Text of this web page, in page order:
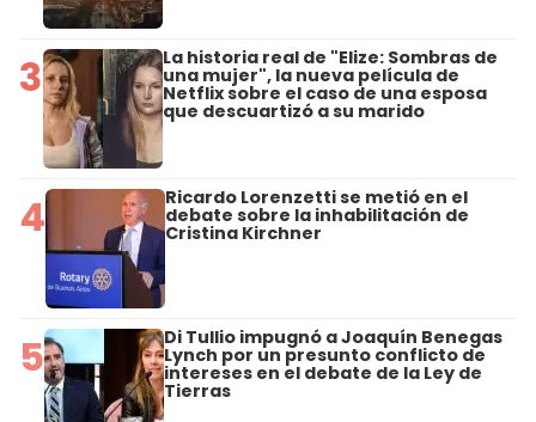
3 La historia real de "Elize: Sombras de
una mujer", la nueva película de
Netflix sobre el caso de una esposa
que descuartizó a su marido
4 Ricardo Lorenzetti se metió en el
debate sobre la inhabilitación de
Cristina Kirchner
5 Di Tullio impugnó a Joaquín Benegas
Lynch por un presunto conflicto de
intereses en el debate de la Ley de
Tierras